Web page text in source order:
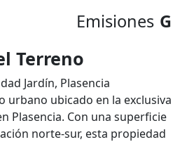
Emisiones G
Terreno
Jardín, Plasencia
urbano ubicado en la exclusiva
Plasencia. Con una superficie
norte-sur, esta propiedad